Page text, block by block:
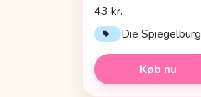
43 kr.
Die Spiegelburg
Køb nu